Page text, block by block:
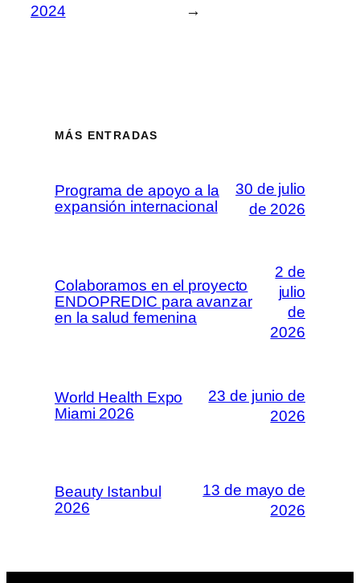
2024
→
MÁS ENTRADAS
Programa de apoyo a la
expansión internacional
30 de julio
de 2026
Colaboramos en el proyecto
ENDOPREDIC para avanzar
en la salud femenina
2 de
julio
de
2026
World Health Expo
Miami 2026
23 de junio de
2026
Beauty Istanbul
2026
13 de mayo de
2026